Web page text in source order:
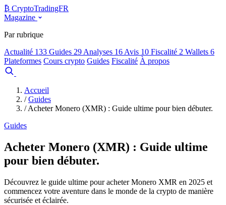
₿ CryptoTradingFR
Magazine
Par rubrique
Actualité 133 Guides 29 Analyses 16 Avis 10 Fiscalité 2 Wallets 6
Plateformes Cours crypto Guides Fiscalité À propos
Accueil
/ Guides
/ Acheter Monero (XMR) : Guide ultime pour bien débuter.
Guides
Acheter Monero (XMR) : Guide ultime
pour bien débuter.
Découvrez le guide ultime pour acheter Monero XMR en 2025 et
commencez votre aventure dans le monde de la crypto de manière
sécurisée et éclairée.